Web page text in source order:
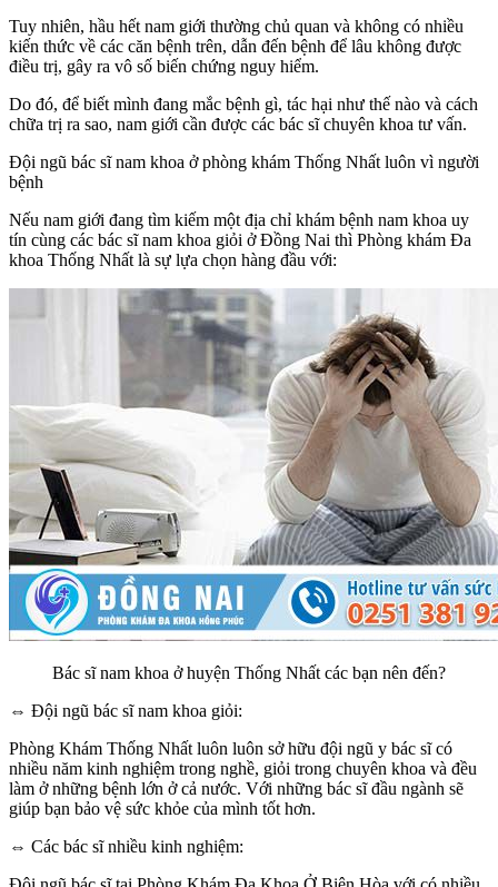
Tuy nhiên, hầu hết nam giới thường chủ quan và không có nhiều
kiến thức về các căn bệnh trên, dẫn đến bệnh để lâu không được
điều trị, gây ra vô số biến chứng nguy hiểm.
Do đó, để biết mình đang mắc bệnh gì, tác hại như thế nào và cách
chữa trị ra sao, nam giới cần được các bác sĩ chuyên khoa tư vấn.
Đội ngũ bác sĩ nam khoa ở phòng khám Thống Nhất luôn vì người
bệnh
Nếu nam giới đang tìm kiếm một địa chỉ khám bệnh nam khoa uy
tín cùng các bác sĩ nam khoa giỏi ở Đồng Nai thì Phòng khám Đa
khoa Thống Nhất là sự lựa chọn hàng đầu với:
Bác sĩ nam khoa ở huyện Thống Nhất các bạn nên đến?
⇔ Đội ngũ bác sĩ nam khoa giỏi:
Phòng Khám Thống Nhất luôn luôn sở hữu đội ngũ y bác sĩ có
nhiều năm kinh nghiệm trong nghề, giỏi trong chuyên khoa và đều
làm ở những bệnh lớn ở cả nước. Với những bác sĩ đầu ngành sẽ
giúp bạn bảo vệ sức khỏe của mình tốt hơn.
⇔ Các bác sĩ nhiều kinh nghiệm: